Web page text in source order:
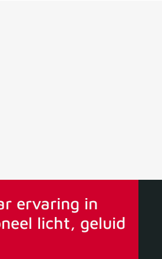
verstuurd
ervaring in
licht, geluid